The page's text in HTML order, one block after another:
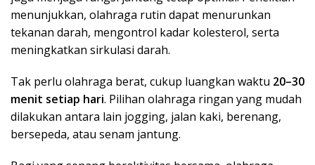
menunjukkan, olahraga rutin dapat menurunkan
tekanan darah, mengontrol kadar kolesterol, serta
meningkatkan sirkulasi darah.
Tak perlu olahraga berat, cukup luangkan waktu 20–30
menit setiap hari. Pilihan olahraga ringan yang mudah
dilakukan antara lain jogging, jalan kaki, berenang,
bersepeda, atau senam jantung.